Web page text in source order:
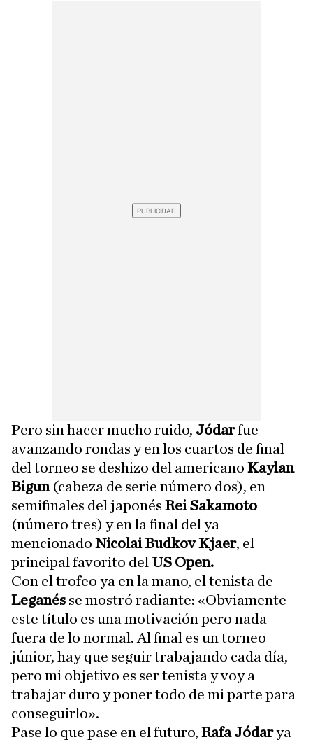
Pero sin hacer mucho ruido, Jódarfue
avanzando rondas y en los cuartos de final
del torneo se deshizo del americano Kaylan
Bigun(cabeza de serie número dos), en
semifinales del japonés Rei Sakamoto
(número tres) y en la final del ya
mencionado Nicolai Budkov Kjaer, el
principal favorito del US Open.
Con el trofeo ya en la mano, el tenista de
Leganés se mostró radiante: «Obviamente
este título es una motivación pero nada
fuera de lo normal. Al final es un torneo
júnior, hay que seguir trabajando cada día,
pero mi objetivo es ser tenista y voy a
trabajar duro y poner todo de mi parte para
conseguirlo».
Pase lo que pase en el futuro, Rafa Jódarya